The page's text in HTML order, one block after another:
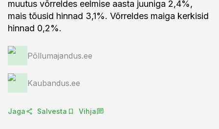
muutus võrreldes eelmise aasta juuniga 2,4%,
mais tõusid hinnad 3,1%. Võrreldes maiga kerkisid
hinnad 0,2%.
Põllumajandus.ee
Kaubandus.ee
Jaga Salvesta Vihja